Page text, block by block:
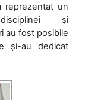
reprezentat un
și
au fost posibile
și-au dedicat